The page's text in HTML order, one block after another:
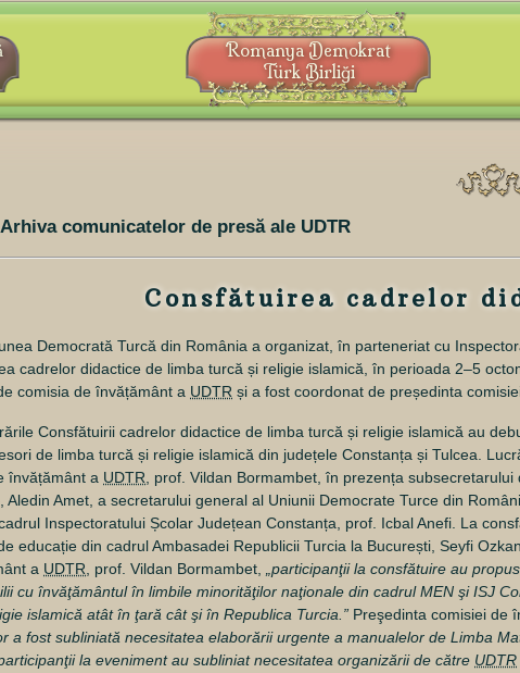
Romanya Demokrat
Türk Birliği
Arhiva comunicatelor de presă ale UDTR
Consfătuirea cadrelor
Democrată Turcă din România a organizat, în parteneriat cu
cadrelor didactice de limba turcă și religie islamică, în perioada 2–5
comisia de învățământ a UDTR și a fost coordonat de președinta
Consfătuirii cadrelor didactice de limba turcă și religie islamică au
de limba turcă și religie islamică din județele Constanța și Tulcea.
învățământ a UDTR , prof. Vildan Bormambet, în prezența
Aledin Amet, a secretarului general al Uniunii Democrate Turce din
Inspectoratului Școlar Județean Constanța, prof. Icbal Anefi. La
educație din cadrul Ambasadei Republicii Turcia la București, Seyfi
a UDTR , prof. Vildan Bormambet,
„participanţii la consfătuire au
cu învăţământul în limbile minorităţilor naţionale din cadrul MEN şi ISJ
islamică atât în ţară cât şi în Republica Turcia.” Preşedinta comisiei de
a fost subliniată necesitatea elaborării urgente a manualelor de Limba
la eveniment au subliniat necesitatea organizării de către UDTR